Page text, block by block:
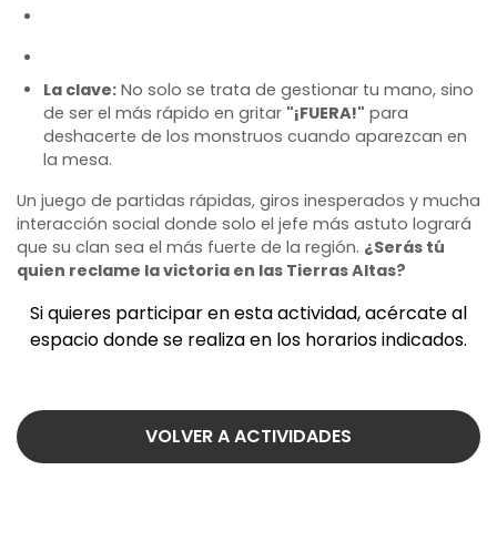
La clave: No solo se trata de gestionar tu mano, sino
de ser el más rápido en gritar "¡FUERA!" para
deshacerte de los monstruos cuando aparezcan en
la mesa.
Un juego de partidas rápidas, giros inesperados y mucha
interacción social donde solo el jefe más astuto logrará
que su clan sea el más fuerte de la región. ¿Serás tú
quien reclame la victoria en las Tierras Altas?
Si quieres participar en esta actividad, acércate al
espacio donde se realiza en los horarios indicados.
VOLVER A ACTIVIDADES